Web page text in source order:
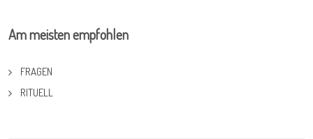
Am meisten empfohlen
FRAGEN
RITUELL